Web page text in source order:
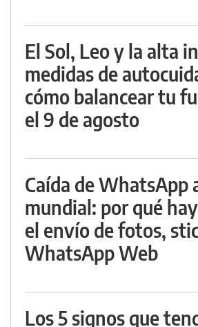
El Sol, Leo y la alta
medidas de
cómo balancear tu
el 9 de agosto
Caída de WhatsApp
mundial: por qué
el envío de fotos,
WhatsApp Web
Los 5 signos que